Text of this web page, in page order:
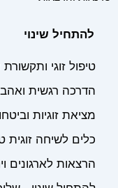
להתחיל שינוי
טיפול זוגי
הדרכה רגשית
מציאת זוגיות
כלים לשיחה זוגית
הרצאות לארגונים